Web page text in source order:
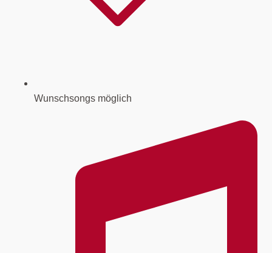
Wunschsongs möglich